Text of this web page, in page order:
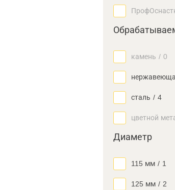
камень / 0
сталь / 4
цветной
Диаметр
115 мм / 1
125 мм / 2